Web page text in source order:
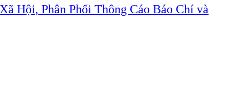
Hội, Phân Phối Thông Cáo Báo Chí và